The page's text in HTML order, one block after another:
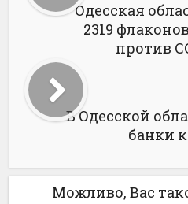
Одесская
2319
против
В Одесской
банки
Можливо, Вас